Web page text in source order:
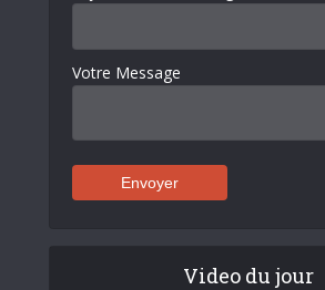
Votre Message
Video du jour